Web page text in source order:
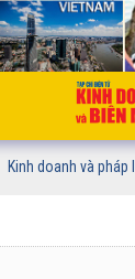
Kinh doanh và pháp